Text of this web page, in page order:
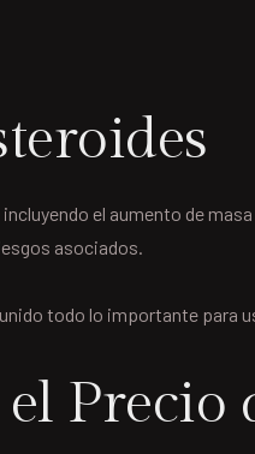
el aumento de
asociados.
todo lo importante para
Precio